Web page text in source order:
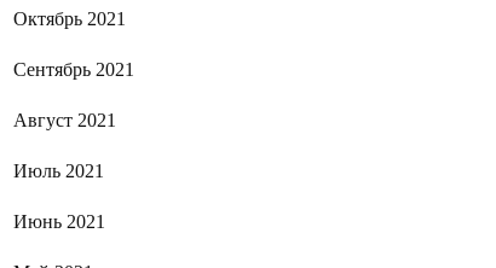
Октябрь 2021
Сентябрь 2021
Август 2021
Июль 2021
Июнь 2021